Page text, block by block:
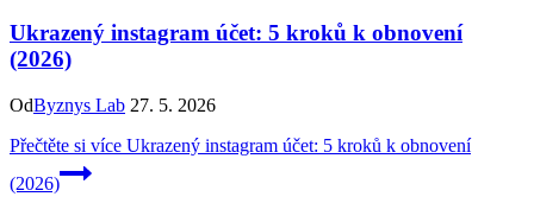
Ukrazený instagram účet: 5 kroků k obnovení
(2026)
OdByznys Lab 27. 5. 2026
Přečtěte si více Ukrazený instagram účet: 5 kroků k obnovení
(2026)